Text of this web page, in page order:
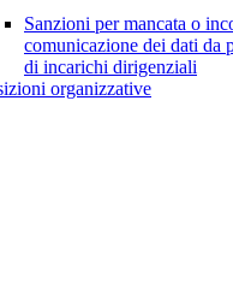
Sanzioni per mancata o
comunicazione dei dati da
di incarichi dirigenziali
organizzative